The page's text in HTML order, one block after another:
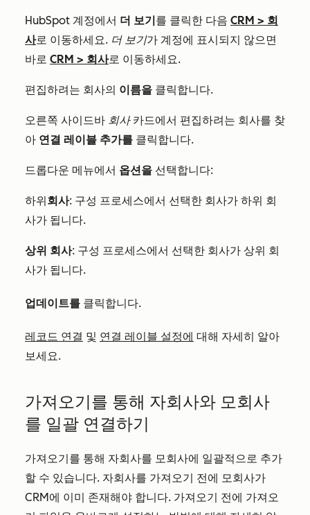
HubSpot 계정에서 더 보기를 클릭한 다음 CRM > 회
사로 이동하세요. 더 보기가 계정에 표시되지 않으면
바로 CRM > 회사로 이동하세요.
편집하려는 회사의 이름을 클릭합니다.
오른쪽 사이드바 회사카드에서 편집하려는 회사를 찾
아 연결 레이블 추가를 클릭합니다.
드롭다운 메뉴에서 옵션을 선택합니다:
하위회사: 구성 프로세스에서 선택한 회사가 하위 회
사가 됩니다.
상위 회사: 구성 프로세스에서 선택한 회사가 상위 회
사가 됩니다.
업데이트를 클릭합니다.
레코드 연결 및 연결 레이블 설정에 대해 자세히 알아
보세요.
가져오기를 통해 자회사와 모회사
를 일괄 연결하기
가져오기를 통해 자회사를 모회사에 일괄적으로 추가
할 수 있습니다. 자회사를 가져오기 전에 모회사가
CRM에 이미 존재해야 합니다. 가져오기 전에 가져오